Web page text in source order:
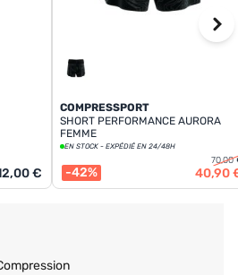
€
COMPRESSPORT
SHORT PERFORMANCE AURORA
FEMME
EN STOCK - EXPÉDIÉ EN 24/48H
-42%
70,00
40,90